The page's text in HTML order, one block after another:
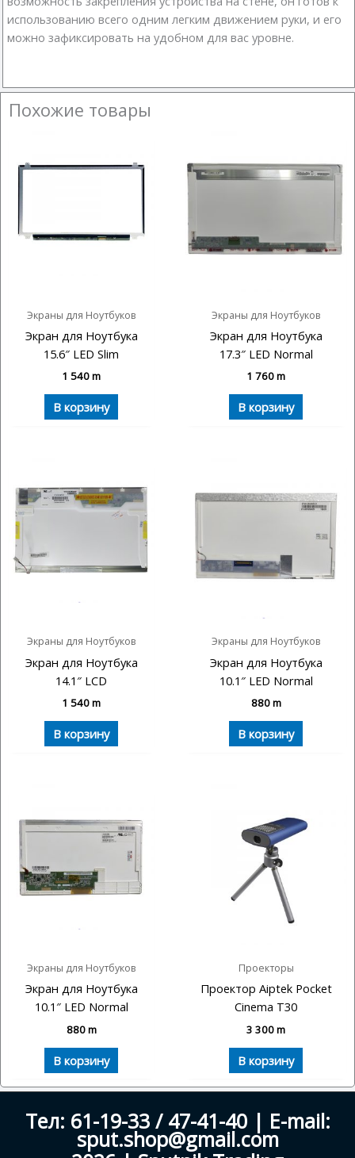
использованию всего одним легким движением руки, и его
можно зафиксировать на удобном для вас уровне.
Похожие товары
Экраны для Ноутбуков
Экран для Ноутбука
15.6″ LED Slim
1 540m
В корзину
Экраны для Ноутбуков
Экран для Ноутбука
17.3″ LED Normal
1 760m
В корзину
Экраны для Ноутбуков
Экран для Ноутбука
14.1″ LCD
1 540m
В корзину
Экраны для Ноутбуков
Экран для Ноутбука
10.1″ LED Normal
880m
В корзину
Экраны для Ноутбуков
Экран для Ноутбука
10.1″ LED Normal
880m
В корзину
Проекторы
Проектор Aiptek Pocket
Cinema T30
3 300m
В корзину
Тел: 61-19-33 / 47-41-40 | E-mail:
sput.shop@gmail.com